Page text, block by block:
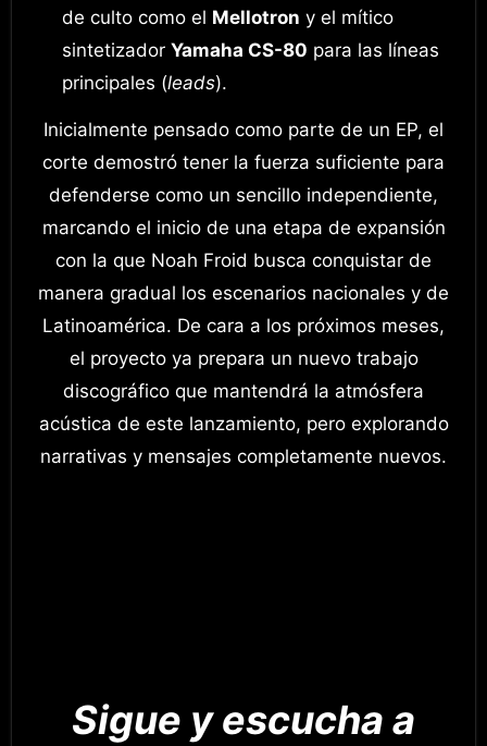
de culto como el Mellotron y el mítico
sintetizador Yamaha CS-80 para las líneas
principales (leads).
Inicialmente pensado como parte de un EP, el
corte demostró tener la fuerza suficiente para
defenderse como un sencillo independiente,
marcando el inicio de una etapa de expansión
con la que Noah Froid busca conquistar de
manera gradual los escenarios nacionales y de
Latinoamérica. De cara a los próximos meses,
el proyecto ya prepara un nuevo trabajo
discográfico que mantendrá la atmósfera
acústica de este lanzamiento, pero explorando
narrativas y mensajes completamente nuevos.
Sigue y escucha a